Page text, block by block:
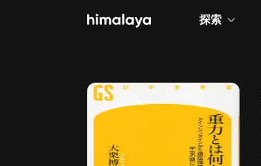
探索
小說
相聲評書